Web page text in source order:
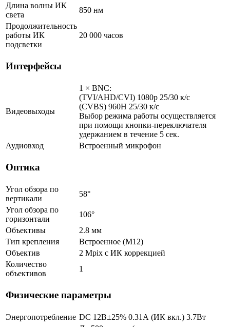
Длина волны ИК
света
850 нм
Продолжительность
работы ИК
подсветки
20 000 часов
Интерфейсы
Видеовыходы
1 × BNC:
(TVI/AHD/CVI) 1080p 25/30 к/с
(CVBS) 960H 25/30 к/с
Выбор режима работы осуществляется
при помощи кнопки-переключателя
удержанием в течение 5 сек.
Аудиовход
Встроенный микрофон
Оптика
Угол обзора по
вертикали
58°
Угол обзора по
горизонтали
106°
Объективы
2.8 мм
Тип крепления
Встроенное (М12)
Объектив
2 Mpix c ИК коррекцией
Количество
объективов
1
Физические параметры
Энергопотребление DC 12В±25% 0.31А (ИК вкл.) 3.7Вт